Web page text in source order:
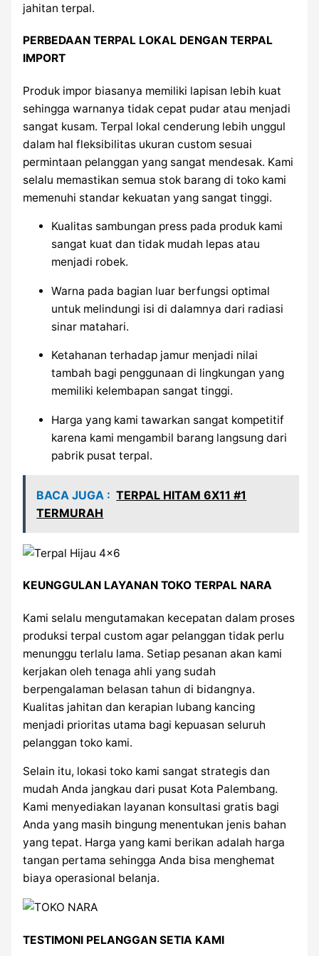
jahitan terpal.
PERBEDAAN TERPAL LOKAL DENGAN TERPAL
IMPORT
Produk impor biasanya memiliki lapisan lebih kuat
sehingga warnanya tidak cepat pudar atau menjadi
sangat kusam. Terpal lokal cenderung lebih unggul
dalam hal fleksibilitas ukuran custom sesuai
permintaan pelanggan yang sangat mendesak. Kami
selalu memastikan semua stok barang di toko kami
memenuhi standar kekuatan yang sangat tinggi.
Kualitas sambungan press pada produk kami
sangat kuat dan tidak mudah lepas atau
menjadi robek.
Warna pada bagian luar berfungsi optimal
untuk melindungi isi di dalamnya dari radiasi
sinar matahari.
Ketahanan terhadap jamur menjadi nilai
tambah bagi penggunaan di lingkungan yang
memiliki kelembapan sangat tinggi.
Harga yang kami tawarkan sangat kompetitif
karena kami mengambil barang langsung dari
pabrik pusat terpal.
BACA JUGA : TERPAL HITAM 6X11 #1
TERMURAH
KEUNGGULAN LAYANAN TOKO TERPAL NARA
Kami selalu mengutamakan kecepatan dalam proses
produksi terpal custom agar pelanggan tidak perlu
menunggu terlalu lama. Setiap pesanan akan kami
kerjakan oleh tenaga ahli yang sudah
berpengalaman belasan tahun di bidangnya.
Kualitas jahitan dan kerapian lubang kancing
menjadi prioritas utama bagi kepuasan seluruh
pelanggan toko kami.
Selain itu, lokasi toko kami sangat strategis dan
mudah Anda jangkau dari pusat Kota Palembang.
Kami menyediakan layanan konsultasi gratis bagi
Anda yang masih bingung menentukan jenis bahan
yang tepat. Harga yang kami berikan adalah harga
tangan pertama sehingga Anda bisa menghemat
biaya operasional belanja.
TESTIMONI PELANGGAN SETIA KAMI